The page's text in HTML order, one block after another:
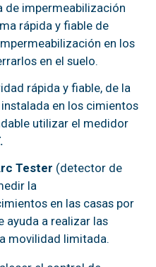
de impermeabilización
rápida y fiable de
en los
en el suelo.
rápida y fiable, de la
en los cimientos
utilizar el medidor
Tester (detector de
la
en las casas por
ayuda a realizar las
movilidad limitada.